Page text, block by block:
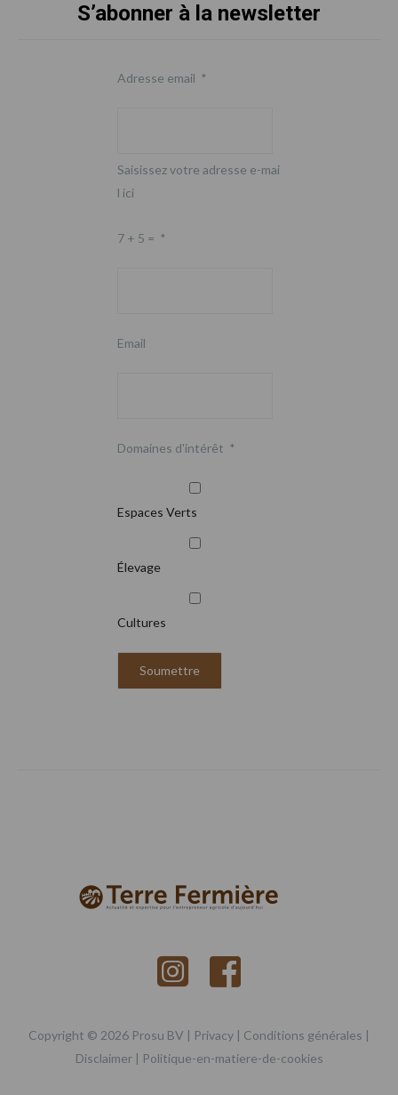
S’abonner à la newsletter
Adresse email *
Saisissez votre adresse e-mai
l ici
7 + 5 = *
Email
Domaines d'intérêt *
Espaces Verts
Élevage
Cultures
Copyright © 2026 Prosu BV | Privacy | Conditions générales |
Disclaimer| Politique-en-matiere-de-cookies